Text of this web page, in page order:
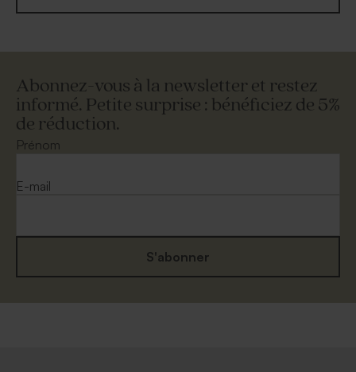
Abonnez-vous à la newsletter et restez
informé. Petite surprise : bénéficiez de 5%
de réduction.
Prénom
E-mail
S'abonner